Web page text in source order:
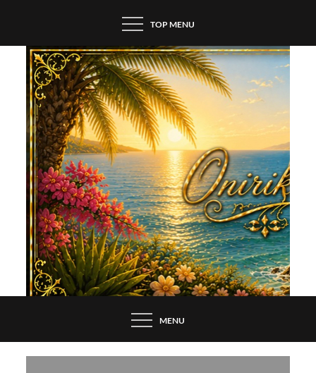
content
TOP MENU
MENU